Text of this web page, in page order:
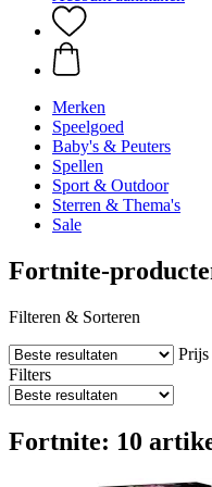
Merken
Speelgoed
Baby's & Peuters
Spellen
Sport & Outdoor
Sterren & Thema's
Sale
Fortnite-
Filteren & Sorteren
Prijs
Filters
Fortnite: 10